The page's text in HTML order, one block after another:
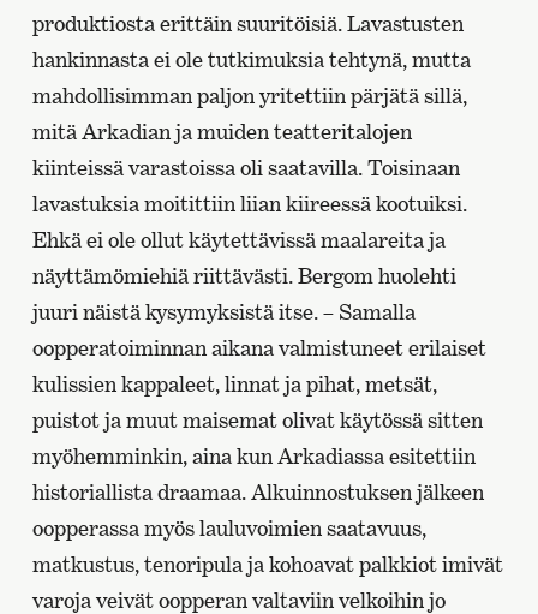
produktiosta erittäin suuritöisiä. Lavastusten
hankinnasta ei ole tutkimuksia tehtynä, mutta
mahdollisimman paljon yritettiin pärjätä sillä,
mitä Arkadian ja muiden teatteritalojen
kiinteissä varastoissa oli saatavilla. Toisinaan
lavastuksia moitittiin liian kiireessä kootuiksi.
Ehkä ei ole ollut käytettävissä maalareita ja
näyttämömiehiä riittävästi. Bergom huolehti
juuri näistä kysymyksistä itse. – Samalla
oopperatoiminnan aikana valmistuneet erilaiset
kulissien kappaleet, linnat ja pihat, metsät,
puistot ja muut maisemat olivat käytössä sitten
myöhemminkin, aina kun Arkadiassa esitettiin
historiallista draamaa. Alkuinnostuksen jälkeen
oopperassa myös lauluvoimien saatavuus,
matkustus, tenoripula ja kohoavat palkkiot imivät
varoja veivät oopperan valtaviin velkoihin jo